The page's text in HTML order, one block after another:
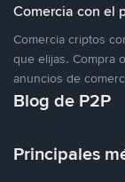
Comercia con el
Comercia criptos
que elijas. Compra
anuncios de
Blog de P2P
Principales